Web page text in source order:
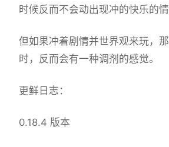
时候反而不会动出现冲的快乐的情
但如果冲着剧情并世界观来玩，
时，反而会有一种调剂的感觉。
更鲜日志：
0.18.4 版本